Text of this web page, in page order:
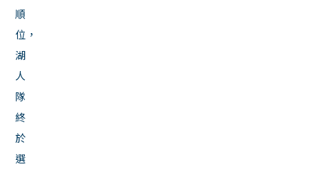
順
位，
湖
人
隊
終
於
選